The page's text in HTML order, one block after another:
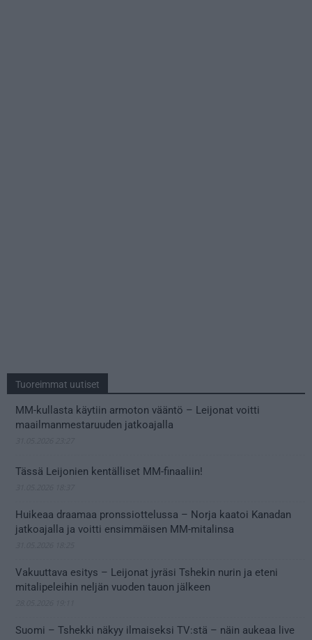
Tuoreimmat uutiset
MM-kullasta käytiin armoton vääntö – Leijonat voitti
maailmanmestaruuden jatkoajalla
Tässä Leijonien kentälliset MM-finaaliin!
Huikeaa draamaa pronssiottelussa – Norja kaatoi Kanadan
jatkoajalla ja voitti ensimmäisen MM-mitalinsa
Vakuuttava esitys – Leijonat jyräsi Tshekin nurin ja eteni
mitalipeleihin neljän vuoden tauon jälkeen
Suomi – Tshekki näkyy ilmaiseksi TV:stä – näin aukeaa live